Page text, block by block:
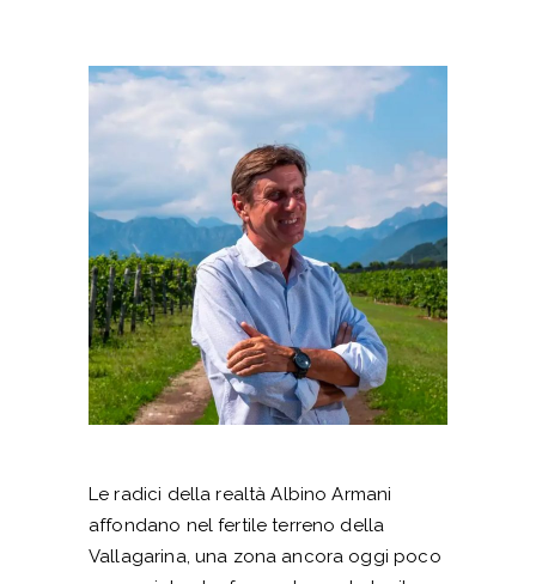
Le radici della realtà Albino Armani
affondano nel fertile terreno della
Vallagarina, una zona ancora oggi poco